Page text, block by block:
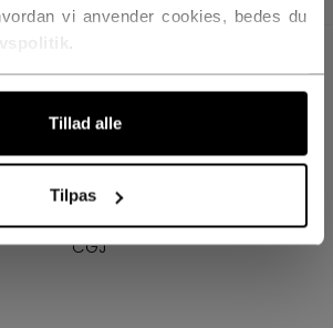
vi anvender cookies, bedes du
.
Tillad alle
Tilpas
FINREPLICA-KI
6839780677720
KI
CGJ